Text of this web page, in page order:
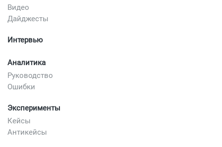
Видео
Дайджесты
Интервью
Аналитика
Руководство
Ошибки
Эксперименты
Кейсы
Антикейсы